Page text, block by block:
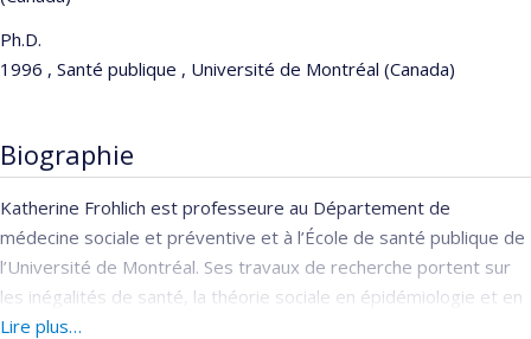
Ph.D.
1996 , Santé publique , Université de Montréal (Canada)
Biographie
Katherine Frohlich est professeure au Département de
médecine sociale et préventive et à l’École de santé publique de
l’Université de Montréal. Ses travaux de recherche portent sur
les inégalités de santé, la théorie sociale en épidémiologie et en
promotion de la santé et la sociologie du tabagisme. Ces
Lire plus…